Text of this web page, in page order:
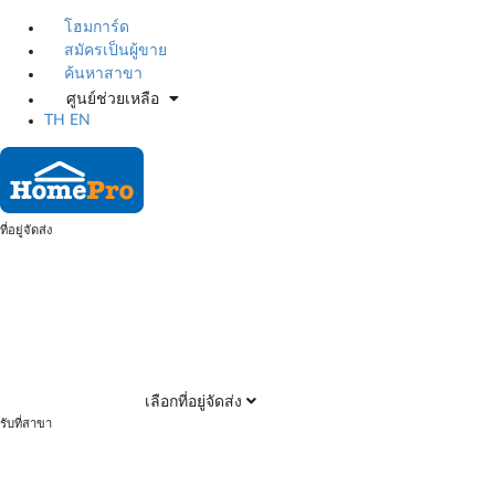
โฮมการ์ด
สมัครเป็นผู้ขาย
ค้นหาสาขา
ศูนย์ช่วยเหลือ
TH
EN
ที่อยู่จัดส่ง
เลือกที่อยู่จัดส่ง
รับที่สาขา